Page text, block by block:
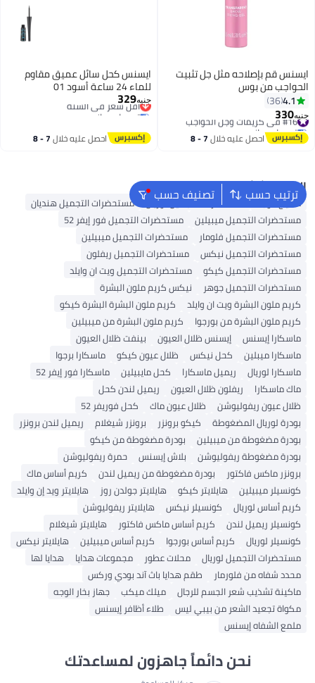
ايسنس قم بإصلاحه مثل جل تثبيت
الحواجب من بوس
4.1
36
جنيه330
#16 في كريمات وجل الحواجب
توصيل مجاني
#16 في كريمات وجل الحواجب احصل عليه خلال 7 - 8
ايسنس كحل سائل عميق مقاوم
للماء 24 ساعة أسود 01
جنيه329
أقل سعر في السنة
توصيل مجاني
أقل سعر في السنة
احصل عليه خلال 7 - 8
ترتيب حسب تصنيف حسب البحث الشائع
مكياج الوجه مستحضرات التجميل لوريال
مستحضرات التجميل هنديان
مستحضرات التجميل ميبيلين
مستحضرات التجميل فور إيفر 52
مستحضرات التجميل فلومار
مستحضرات التجميل ميبيلين
مستحضرات التجميل نيكس
مستحضرات التجميل ريفلون
مستحضرات التجميل كيكو
مستحضرات التجميل ويت ان وايلد
مستحضرات التجميل جوهر
نيكس كريم ملون البشرة
كريم ملون البشرة ويت ان وايلد
كريم ملون البشرة البشرة كيكو
كريم ملون البشرة من بورجوا
كريم ملون البشرة من ميبيلين
ماسكارا إيسنس
إيسنس ظلال العيون
بينفت ظلال العيون
ماسكارا ميبلين
كحل نيكس ظلال عيون كيكو
ماسكارا برجوا
ماسكارا لوريال
ريميل ماسكارا كحل مايبيلين
ماسكارا فور إيفر 52
ماك ماسكارا
ريفلون ظلال العيون
ريميل لندن كحل
ظلال عيون ريفوليوشن
ظلال عيون ماك
كحل فوريفر 52
بودرة لوريال المضغوطة
كيكو برونزر برونزر شيغلام
ريميل لندن برونزر
بودرة مضغوطة من ميبيلين
بودرة مضغوطة من كيكو
بودرة مضغوطة ريفوليوشن
بلاش إيسنس
حمرة ريفوليوشن
برونزر ماكس فاكتور
بودرة مضغوطة من ريميل لندن
كريم أساس ماك
كونسيلر ميبيلين
هايلايتر كيكو هايلايتر جولدن روز
هايلايتر ويد إن وايلد
كريم أساس لوريال
كونسيلر نيكس
هايلايتر ريفوليوشن
كونسيلر ريميل لندن
كريم أساس ماكس فاكتور
هايلايتر شيغلام
كونسيلر لوريال
كريم أساس بورجوا كريم أساس ميبيلين
هايلايتر نيكس
مستحضرات التجميل لوريال
محلات عطور مجموعات هدايا
هدايا لها
محدد شفاه من فلورمار
طقم هدايا باث آند بودي وركس
ماكينة تشذيب شعر الجسم للرجال
ميلك ميكب
جهاز بخار الوجه
مكواة تجعيد الشعر من بيبي ليس
طلاء أظافر إيسنس
ملمع الشفاه إيسنس
نحن دائماً جاهزون لمساعدتك